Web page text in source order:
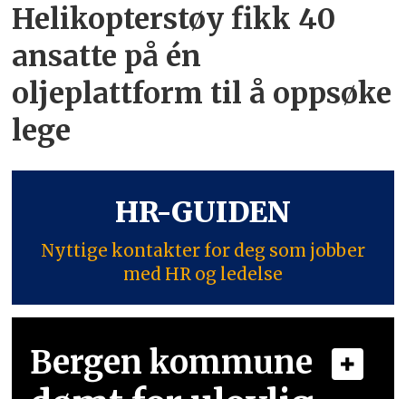
Helikopterstøy fikk 40
ansatte på én
oljeplattform til å oppsøke
lege
HR-GUIDEN
Nyttige kontakter for deg som jobber
med HR og ledelse
Bergen kommune